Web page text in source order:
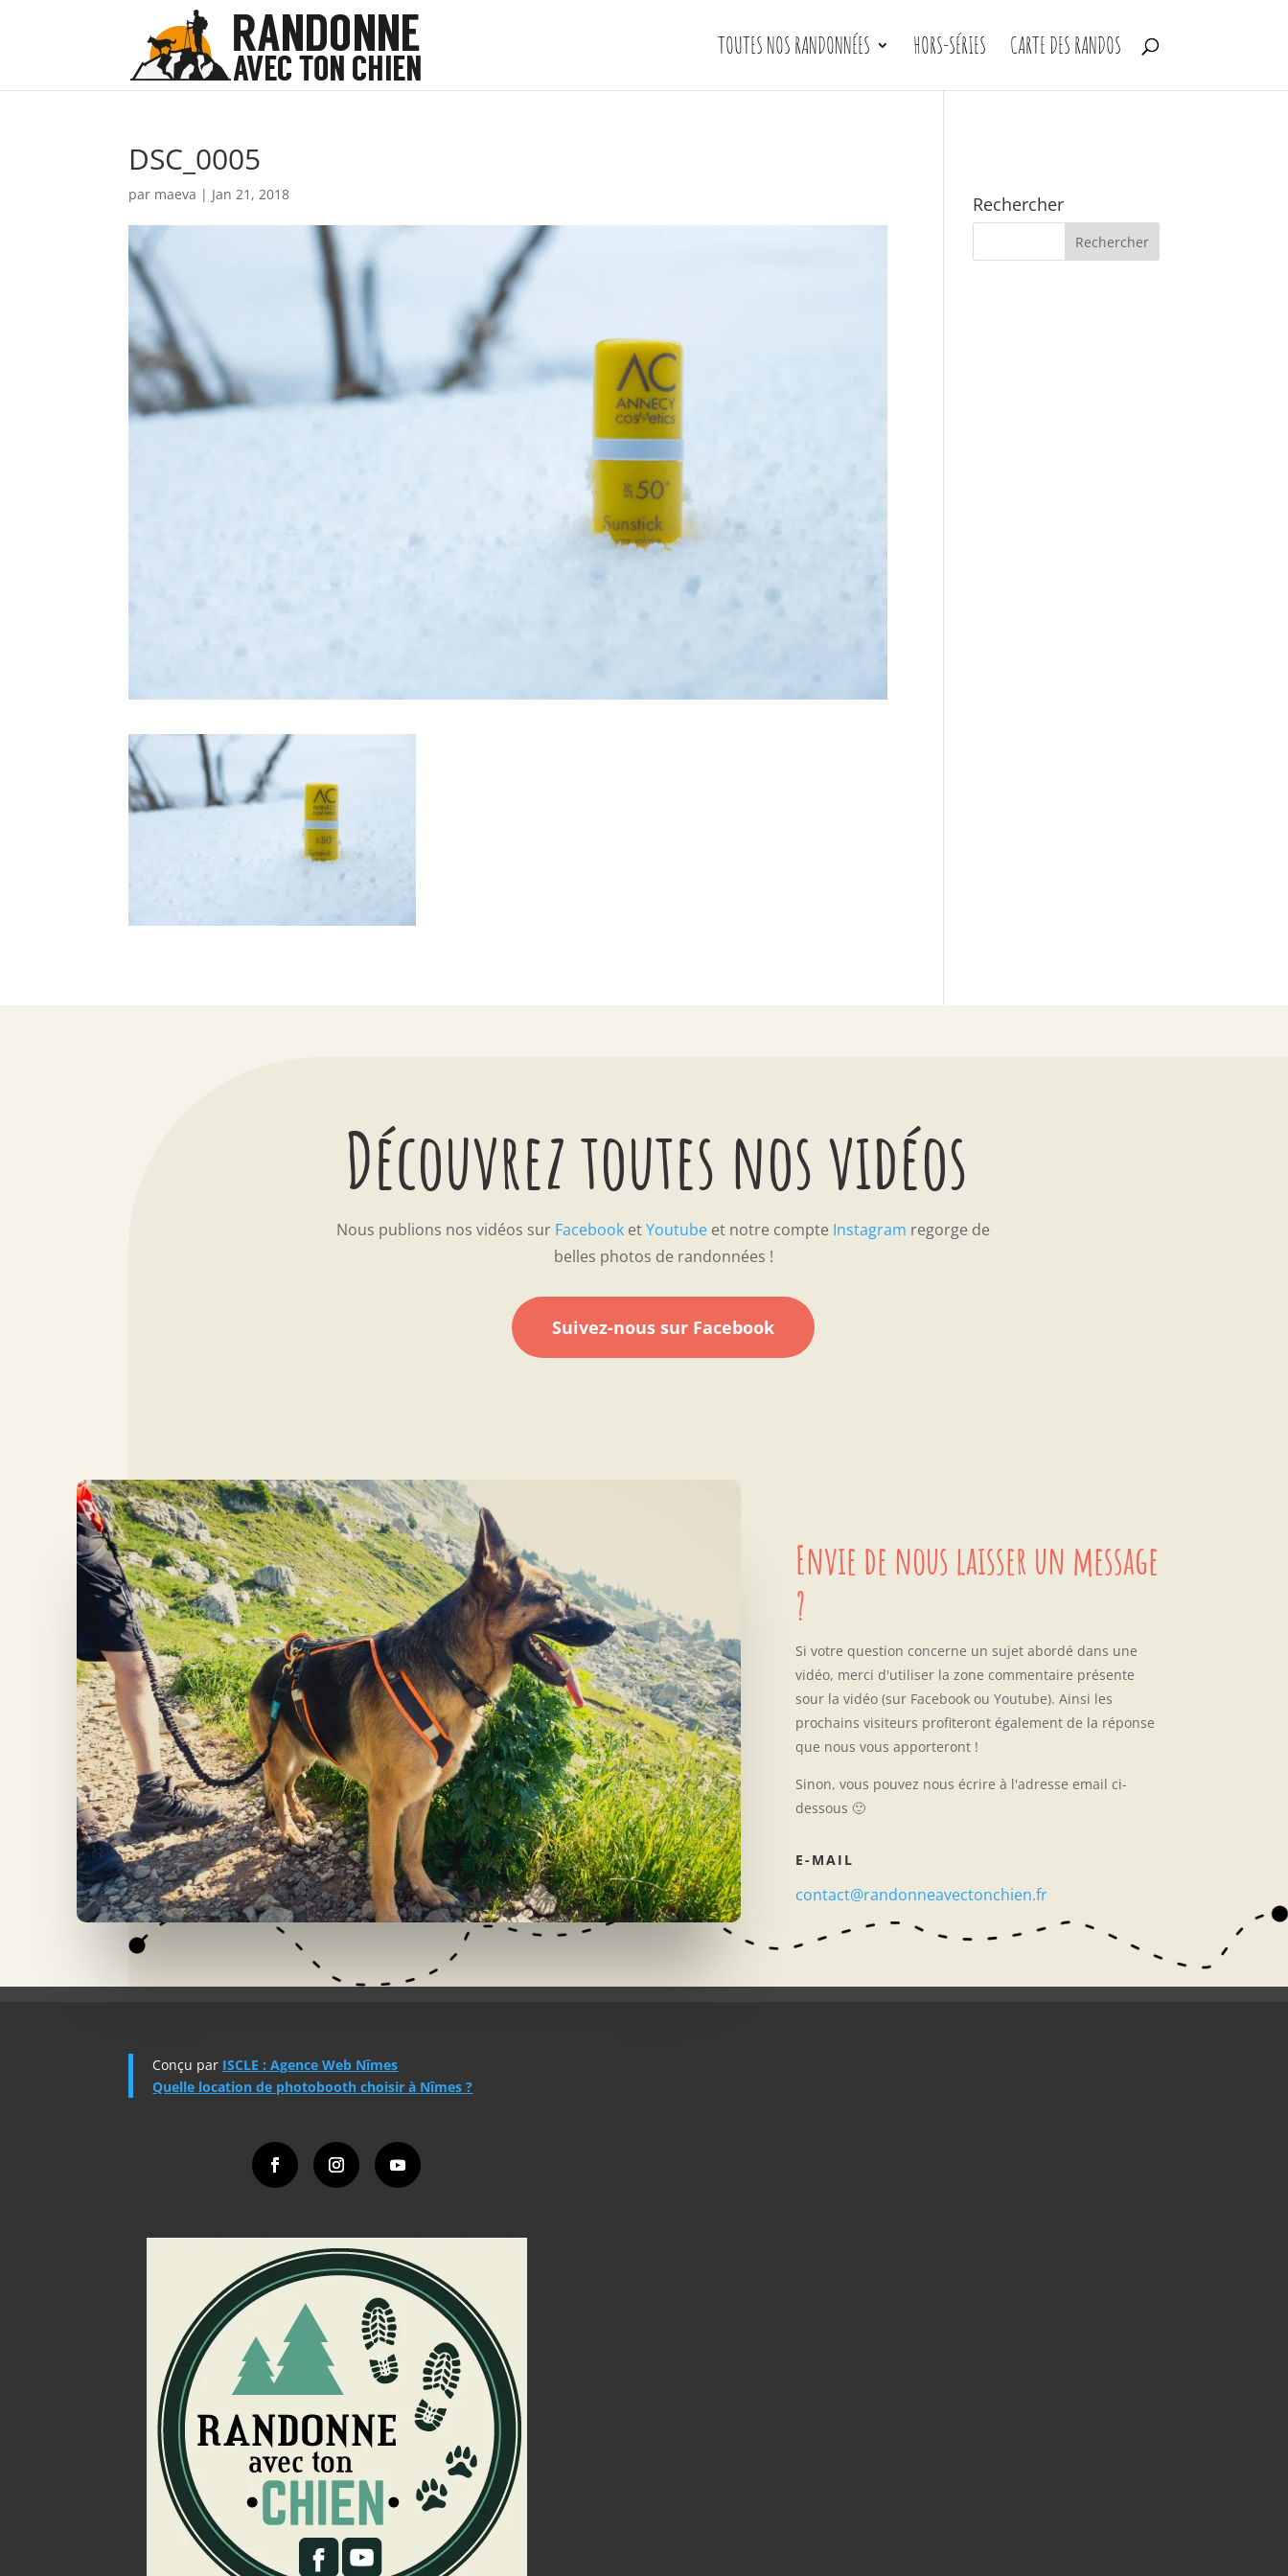
TOUTES NOS RANDONNÉES HORS-SÉRIES CARTE DES RANDOS
DSC_0005
par maeva | Jan 21, 2018 Rechercher
Découvrez toutes nos vidéos
Nous publions nos vidéos sur Facebook etYoutube et notre compte Instagram regorge de
belles photos de randonnées !
Suivez-nous sur Facebook
Envie de nous laisser un message
?
Si votre question concerne un sujet abordé dans une
vidéo, merci d'utiliser la zone commentaire présente
sour la vidéo (sur Facebook ou Youtube). Ainsi les
prochains visiteurs profiteront également de la réponse
que nous vous apporteront !
Sinon, vous pouvez nous écrire à l'adresse email ci-
dessous 🙂
E-MAIL
contact@randonneavectonchien.fr
Conçu par ISCLE : Agence Web Nîmes
Quelle location de photobooth choisir à Nîmes ?